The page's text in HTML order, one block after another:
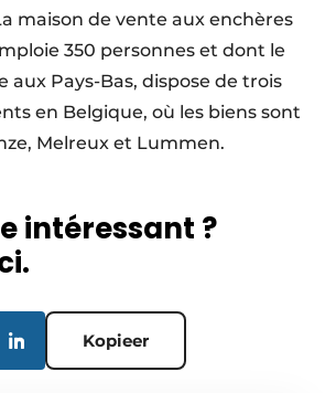
maison de vente aux enchères
350 personnes et dont le
aux Pays-Bas, dispose de trois
en Belgique, où les biens sont
Melreux et Lummen.
intéressant ?
Kopieer